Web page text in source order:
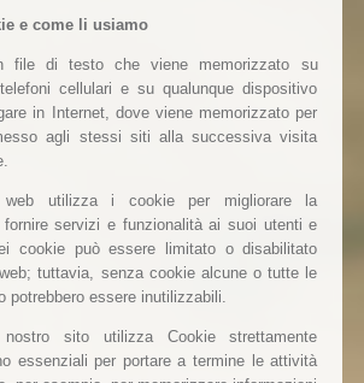
e come li usiamo
file di testo che viene memorizzato su
cellulari e su qualunque dispositivo
in Internet, dove viene memorizzato per
agli stessi siti alla successiva visita
web utilizza i cookie per migliorare la
fornire servizi e funzionalità ai suoi utenti e
cookie può essere limitato o disabilitato
tuttavia, senza cookie alcune o tutte le
potrebbero essere inutilizzabili.
sito utilizza Cookie strettamente
essenziali per portare a termine le attività